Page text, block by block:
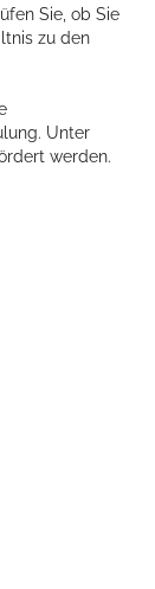
Sie, ob Sie
zu den
Unter
werden.